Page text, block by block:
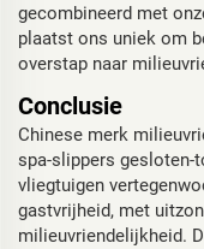
gecombineerd met
plaatst ons uniek om
overstap naar
Conclusie
Chinese merk
spa-slippers gesloten-
vliegtuigen
gastvrijheid, met
milieuvriendelijkheid.